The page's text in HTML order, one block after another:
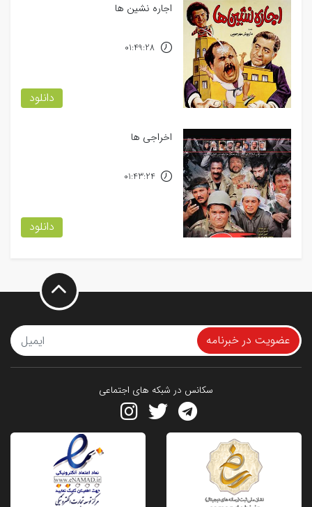
اجاره نشین ها
دانلود
01:49:28
اخراجی ها
دانلود
01:43:24
عضویت در خبرنامه
سکانس در شبکه های اجتماعی